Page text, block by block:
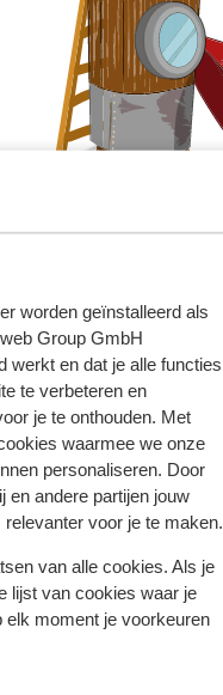
worden geïnstalleerd als
Group GmbH
werkt en dat je alle functies
te verbeteren en
je te onthouden. Met
waarmee we onze
personaliseren. Door
en andere partijen jouw
voor je te maken.
van alle cookies. Als je
lijst van cookies waar je
moment je voorkeuren